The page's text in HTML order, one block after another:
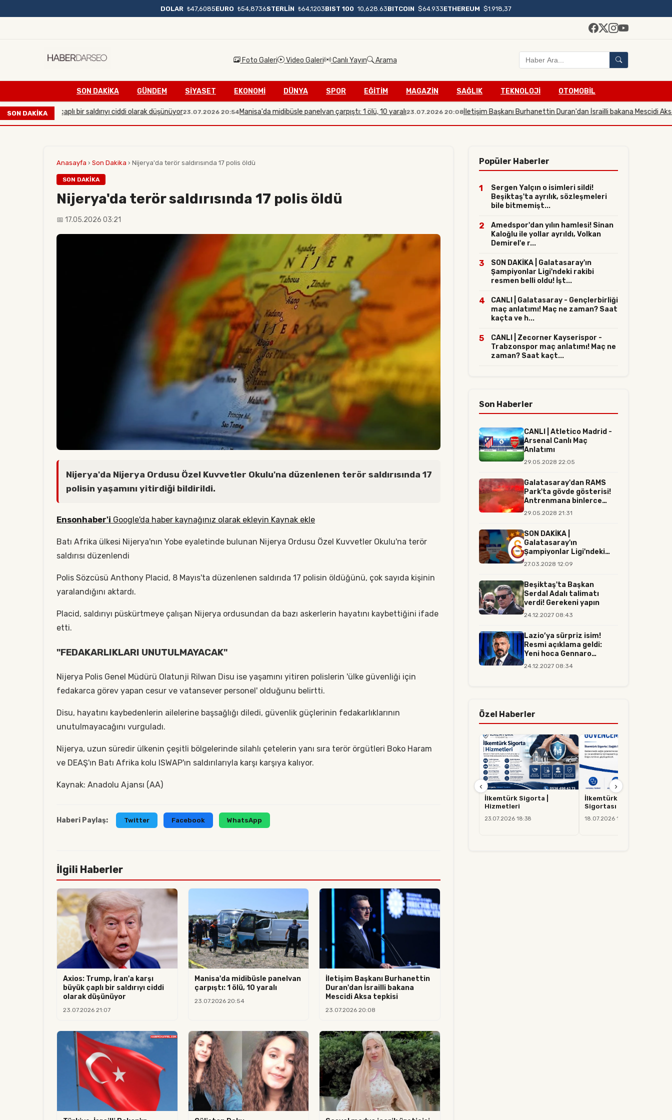
DOLAR ₺47,6085EURO ₺54,8736STERLİN ₺64,1203BIST 100 10,628.63BITCOIN $64.933ETHEREUM $1.918,37
Foto Galeri Video Galeri Canlı Yayın Arama
SON DAKIKA GÜNDEM SİYASET EKONOMİ DÜNYA SPOR EĞİTİM MAGAZİN SAĞLIK TEKNOLOJİ OTOMOBİL
SON DAKİKA
büyük çaplı bir saldırıyı ciddi olarak düşünüyor23.07.2026 20:54Manisa'da midibüsle panelvan çarpıştı: 1 ölü, 10 yaralı23.07.2026 20:08İletişim Başkanı Burhanettin Duran'dan İsrailli bakana Mescidi Aksa
Anasayfa › Son Dakika › Nijerya'da terör saldırısında 17 polis öldü
SON DAKIKA
Nijerya'da terör saldırısında 17 polis öldü
📅 17.05.2026 03:21
Nijerya'da Nijerya Ordusu Özel Kuvvetler Okulu'na düzenlenen terör saldırısında 17
polisin yaşamını yitirdiği bildirildi.
Ensonhaber'i Google'da haber kaynağınız olarak ekleyin Kaynak ekle
Batı Afrika ülkesi Nijerya'nın Yobe eyaletinde bulunan Nijerya Ordusu Özel Kuvvetler Okulu'na terör
saldırısı düzenlendi
Polis Sözcüsü Anthony Placid, 8 Mayıs'ta düzenlenen saldırıda 17 polisin öldüğünü, çok sayıda kişinin
yaralandığını aktardı.
Placid, saldırıyı püskürtmeye çalışan Nijerya ordusundan da bazı askerlerin hayatını kaybettiğini ifade
etti.
"FEDAKARLIKLARI UNUTULMAYACAK"
Nijerya Polis Genel Müdürü Olatunji Rilwan Disu ise yaşamını yitiren polislerin 'ülke güvenliği için
fedakarca görev yapan cesur ve vatansever personel' olduğunu belirtti.
Disu, hayatını kaybedenlerin ailelerine başsağlığı diledi, güvenlik güçlerinin fedakarlıklarının
unutulmayacağını vurguladı.
Nijerya, uzun süredir ülkenin çeşitli bölgelerinde silahlı çetelerin yanı sıra terör örgütleri Boko Haram
ve DEAŞ'ın Batı Afrika kolu ISWAP'ın saldırılarıyla karşı karşıya kalıyor.
Kaynak: Anadolu Ajansı (AA)
Haberi Paylaş: Twitter Facebook WhatsApp
İlgili Haberler
Axios: Trump, İran'a karşı
büyük çaplı bir saldırıyı ciddi
olarak düşünüyor
23.07.2026 21:07
Manisa'da midibüsle panelvan
çarpıştı: 1 ölü, 10 yaralı
23.07.2026 20:54
İletişim Başkanı Burhanettin
Duran'dan İsrailli bakana
Mescidi Aksa tepkisi
23.07.2026 20:08
Popüler Haberler
1
Sergen Yalçın o isimleri sildi!
Beşiktaş'ta ayrılık, sözleşmeleri
bile bitmemişt...
2
Amedspor'dan yılın hamlesi! Sinan
Kaloğlu ile yollar ayrıldı, Volkan
Demirel'e r...
3
SON DAKİKA | Galatasaray'ın
Şampiyonlar Ligi'ndeki rakibi
resmen belli oldu! İşt...
4
CANLI | Galatasaray - Gençlerbirliği
maç anlatımı! Maç ne zaman? Saat
kaçta ve h...
5
CANLI | Zecorner Kayserispor -
Trabzonspor maç anlatımı! Maç ne
zaman? Saat kaçt...
Son Haberler
CANLI | Atletico Madrid -
Arsenal Canlı Maç
Anlatımı
29.05.2028 22:05
Galatasaray'dan RAMS
Park'ta gövde gösterisi!
Antrenmana binlerce
tara...
29.05.2028 21:31
SON DAKİKA |
Galatasaray'ın
Şampiyonlar Ligi'ndeki
rakibi resmen belli...
27.03.2028 12:09
Beşiktaş'ta Başkan
Serdal Adalı talimatı
verdi! Gerekeni yapın
24.12.2027 08:43
Lazio’ya sürpriz isim!
Resmi açıklama geldi:
Yeni hoca Gennaro
Gattuso...
24.12.2027 08:34
Özel Haberler
İlkemtürk Sigorta |
Hizmetleri
23.07.2026 18:38
İlkemtürk Sigorta | Sağlık
Sigortası
18.07.2026 14:37
‹ ›